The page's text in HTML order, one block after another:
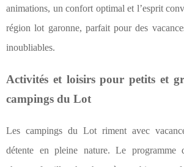
animations, un confort optimal et l’esprit
région lot garonne, parfait pour des
inoubliables.
Activités et loisirs pour petits et
campings du Lot
Les campings du Lot riment avec
détente en pleine nature. Le programme